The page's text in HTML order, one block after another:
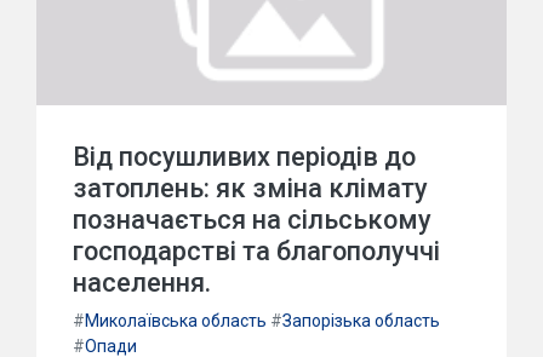
Від посушливих періодів до
затоплень: як зміна клімату
позначається на сільському
господарстві та благополуччі
населення.
#Миколаївська область #Запорізька область
#Опади